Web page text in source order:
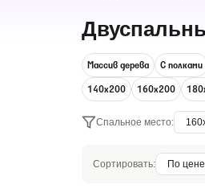
Массив дерева С полками
140х200 160х200
Спальное место:
Сортировать: